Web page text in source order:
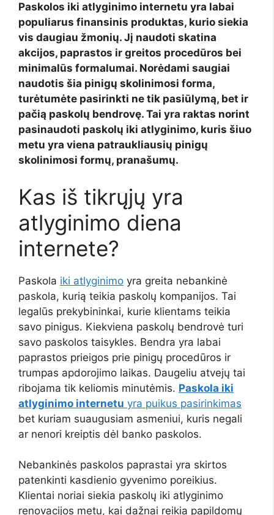
Paskolos iki atlyginimo internetu yra labai
populiarus finansinis produktas, kurio siekia
vis daugiau žmonių. Jį naudoti skatina
akcijos, paprastos ir greitos procedūros bei
minimalūs formalumai. Norėdami saugiai
naudotis šia pinigų skolinimosi forma,
turėtumėte pasirinkti ne tik pasiūlymą, bet ir
pačią paskolų bendrovę. Tai yra raktas norint
pasinaudoti paskolų iki atlyginimo, kuris šiuo
metu yra viena patraukliausių pinigų
skolinimosi formų, pranašumų.
Kas iš tikrųjų yra
atlyginimo diena
internete?
Paskola iki atlyginimo yra greita nebankinė
paskola, kurią teikia paskolų kompanijos. Tai
legalūs prekybininkai, kurie klientams teikia
savo pinigus. Kiekviena paskolų bendrovė turi
savo paskolos taisykles. Bendra yra labai
paprastos prieigos prie pinigų procedūros ir
trumpas apdorojimo laikas. Daugeliu atvejų tai
ribojama tik keliomis minutėmis. Paskola iki
atlyginimo internetu yra puikus pasirinkimas
bet kuriam suaugusiam asmeniui, kuris negali
ar nenori kreiptis dėl banko paskolos.
Nebankinės paskolos paprastai yra skirtos
patenkinti kasdienio gyvenimo poreikius.
Klientai noriai siekia paskolų iki atlyginimo
renovacijos metu, kai dažnai reikia papildomų